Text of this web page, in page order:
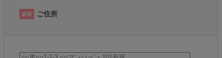
必須 ご住所